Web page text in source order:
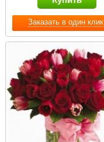
Заказать в один клик